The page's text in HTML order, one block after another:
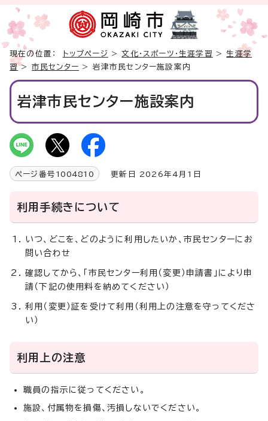
現在の位置： トップページ >文化・スポーツ・生涯学習 >生涯学
習> 市民センター > 岩津市民センター施設案内
岩津市民センター施設案内
ページ番号 1004810 更新日 2026年4月1日
利用手続きについて
いつ、どこを、どのように利用したいか、市民センターにお
問い合わせ
確認してから、「市民センター利用（変更）申請書」により申
請（下記の使用料を納めてください）
利用（変更）証を受けて利用（利用上の注意を守ってくださ
い）
利用上の注意
職員の指示に従ってください。
施設、付属物を損傷、汚損しないでください。